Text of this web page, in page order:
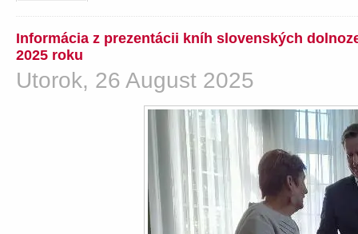
Informácia z prezentácii kníh slovenských
2025 roku
Utorok, 26 August 2025